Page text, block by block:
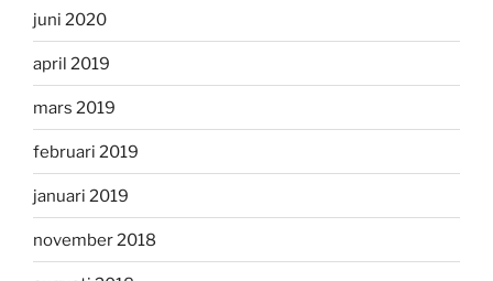
juni 2020
april 2019
mars 2019
februari 2019
januari 2019
november 2018